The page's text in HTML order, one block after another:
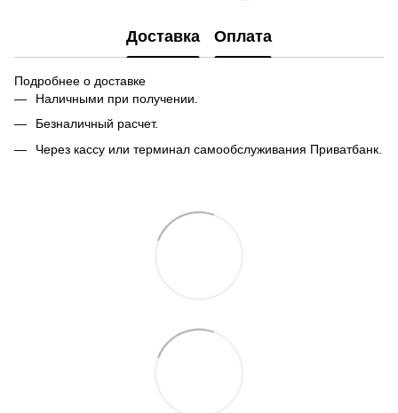
Доставка Оплата
Подробнее о доставке
Наличными при получении.
Безналичный расчет.
Через кассу или терминал самообслуживания Приватбанк.